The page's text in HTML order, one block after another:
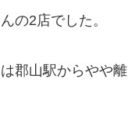
の2店でした。
郡山駅からやや離